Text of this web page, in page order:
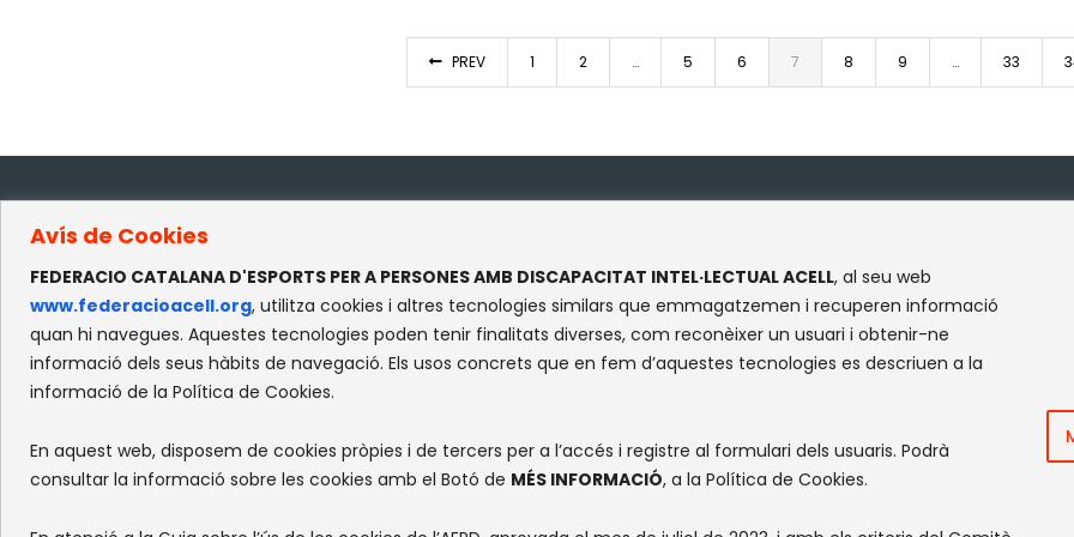
Avís de Cookies
FEDERACIO CATALANA D'ESPORTS PER A PERSONES AMB DISCAPACITAT INTEL·LECTUAL ACELL, al seu web
www.federacioacell.org, utilitza cookies i altres tecnologies similars que emmagatzemen i recuperen informació
quan hi navegues. Aquestes tecnologies poden tenir finalitats diverses, com reconèixer un usuari i obtenir-ne
informació dels seus hàbits de navegació. Els usos concrets que en fem d’aquestes tecnologies es descriuen a la
informació de la Política de Cookies.
En aquest web, disposem de cookies pròpies i de tercers per a l’accés i registre al formulari dels usuaris. Podrà
consultar la informació sobre les cookies amb el Botó de MÉS INFORMACIÓ, a la Política de Cookies.
PREV 1 2 … 5 6 7 8 9 … 33
c/Olympe de Gouges, S/N
Recinte Mundet
08035 -Barcelona
Facebook
Instagram
Flickr
X